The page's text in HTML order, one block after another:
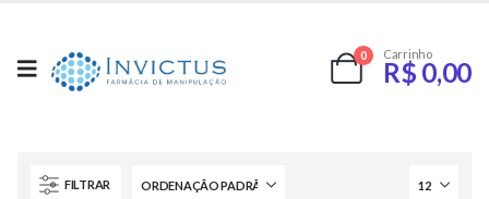
0 Carrinho
R$ 0,00
FILTRAR